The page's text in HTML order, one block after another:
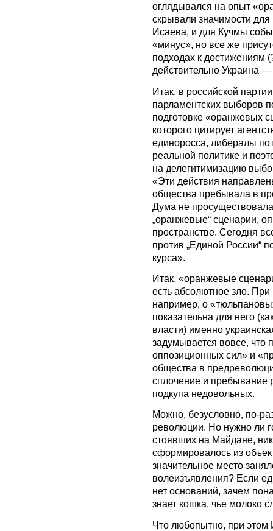
оглядывался на опыт
скрывали значимости
Исаева, и для Кучмы
«минус», но все же
подходах к достижениям
действительно Украина
Итак, в российской
парламентских выборов
подготовке «оранжевых
которого цитирует
единоросса, либералы
реальной политике и
на делегитимизацию
«Эти действия
общества пребывала в
Дума не
„оранжевые“ сценарии,
пространстве. Сегодня
против „Единой России“
курса».
Итак, «оранжевые
есть абсолютное зло. При
например, о
показательна для него
власти) именно
задумывается вовсе, что
оппозиционных сил» и
общества в
сплочение и пребывание
подкупа недовольных.
Можно, безусловно, по-
революции. Но нужно ли
стоявших на Майдане,
сформировалось из
значительное место
волеизъявления? Если
нет оснований, зачем
знает кошка, чье молоко
Что любопытно, при этом